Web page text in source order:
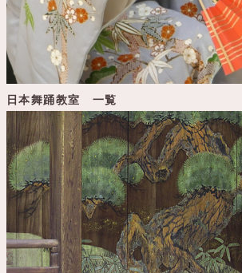
日本舞踊教室 一覧